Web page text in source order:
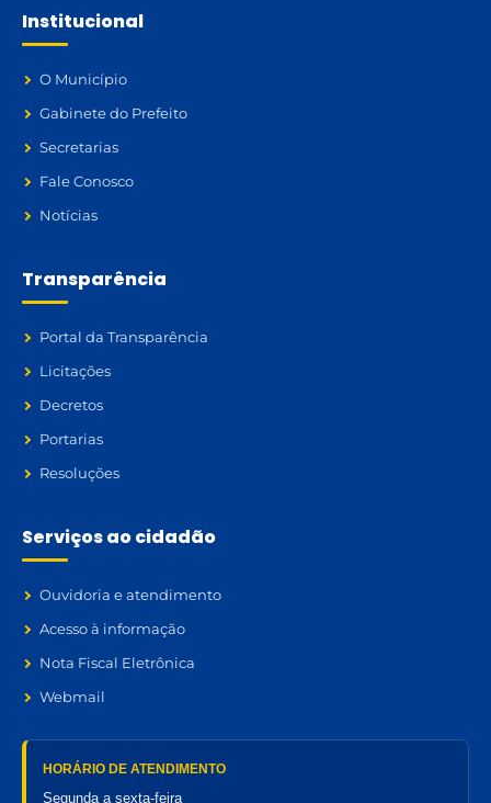
Institucional
O Município
Gabinete do Prefeito
Secretarias
Fale Conosco
Notícias
Transparência
Portal da Transparência
Licitações
Decretos
Portarias
Resoluções
Serviços ao cidadão
Ouvidoria e atendimento
Acesso à informação
Nota Fiscal Eletrônica
Webmail
HORÁRIO DE ATENDIMENTO
Segunda a sexta-feira